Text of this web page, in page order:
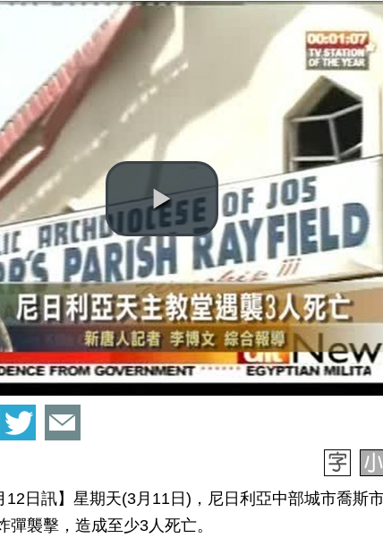
12日訊】星期天(3月11日)，尼日利亞中部城市喬斯
彈襲擊，造成至少3人死亡。